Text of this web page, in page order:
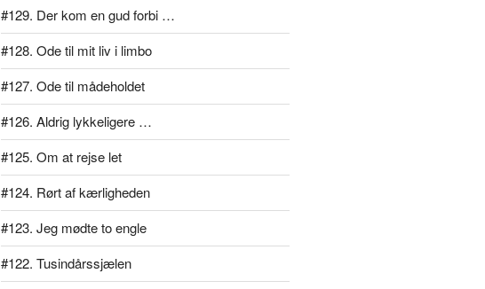
#129. Der kom en gud forbi …
#128. Ode til mit liv i limbo
#127. Ode til mådeholdet
#126. Aldrig lykkeligere …
#125. Om at rejse let
#124. Rørt af kærligheden
#123. Jeg mødte to engle
#122. Tusindårssjælen